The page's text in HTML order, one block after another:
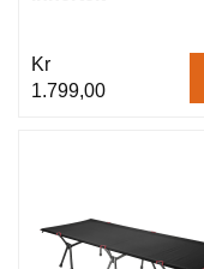
Kr
1.799,00